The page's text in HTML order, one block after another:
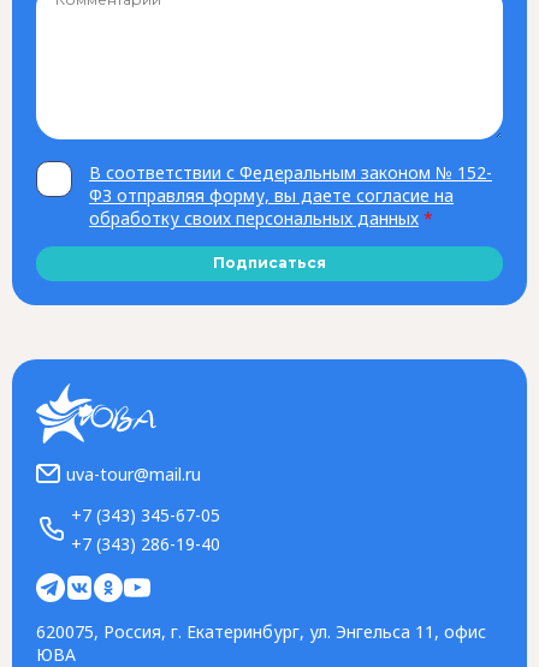
В соответствии с Федеральным законом № 152-
ФЗ отправляя форму, вы даете согласие на
обработку своих персональных данных *
Подписаться
uva-tour@mail.ru
+7 (343) 345-67-05
+7 (343) 286-19-40
620075, Россия, г. Екатеринбург, ул. Энгельса 11, офис
ЮВА